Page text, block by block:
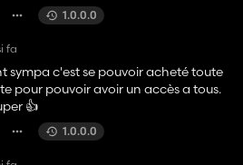
1.0.0.0
fa
sympa c'est se pouvoir acheté toute
pour pouvoir avoir un accès a tous.
👍
1.0.0.0